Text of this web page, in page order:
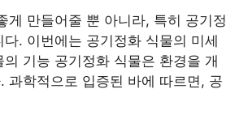
게 만들어줄 뿐 아니라, 특히 공기정
. 이번에는 공기정화 식물의 미세
기능 공기정화 식물은 환경을 개
과학적으로 입증된 바에 따르면, 공